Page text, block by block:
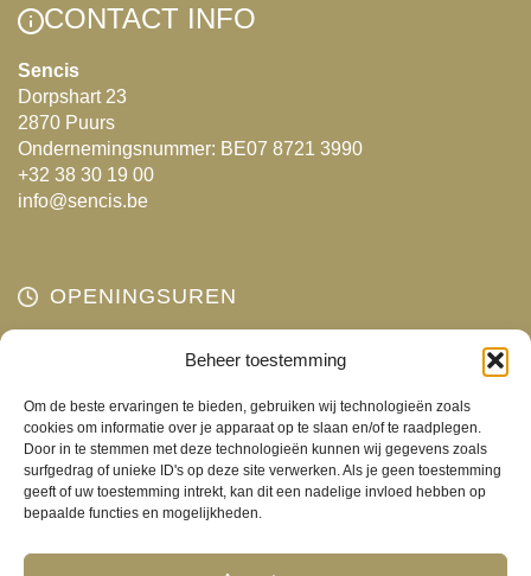
Beheer toestemming
Om de beste ervaringen te bieden, gebruiken wij technologieën zoals
cookies om informatie over je apparaat op te slaan en/of te raadplegen.
Door in te stemmen met deze technologieën kunnen wij gegevens zoals
surfgedrag of unieke ID's op deze site verwerken. Als je geen toestemming
geeft of uw toestemming intrekt, kan dit een nadelige invloed hebben op
bepaalde functies en mogelijkheden.
CONTACT INFO
Sencis
Dorpshart 23
2870 Puurs
Ondernemingsnummer: BE07 8721 3990
+32 38 30 19 00
info@sencis.be
OPENINGSUREN
Gesloten
Woensdag
10:00 - 18:00
Donderdag
10:00 - 18:00
Vrijdag
10:00 - 18:00
Zaterdag
10:00 - 17:00
Zondag
Gesloten